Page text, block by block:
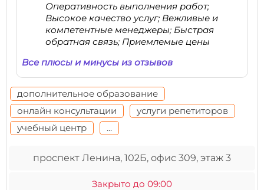
Оперативность выполнения работ;
Высокое качество услуг; Вежливые и
компетентные менеджеры; Быстрая
обратная связь; Приемлемые цены
Все плюсы и минусы из отзывов
дополнительное образование
онлайн консультации
услуги репетиторов
учебный центр
...
проспект Ленина, 102Б, офис 309, этаж 3
Закрыто до 09:00